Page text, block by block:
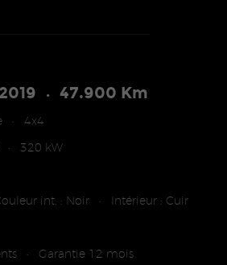
• 47.900 Km
• 4x4
• 320 kW
int. : Noir • Intérieur : Cuir
• Garantie 12 mois